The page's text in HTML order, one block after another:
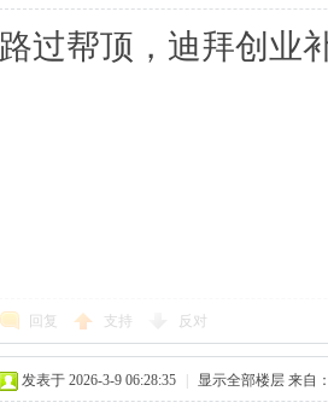
路过帮顶，迪拜创业
回复 支持 反对
发表于 2026-3-9 06:28:35 显示全部楼层 来自